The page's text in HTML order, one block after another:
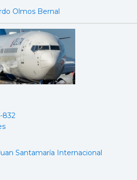
Olmos Bernal
832
Santamaría Internacional